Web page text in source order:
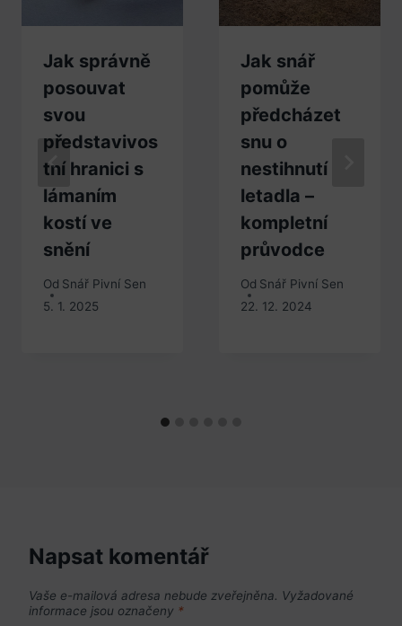
Jak správně
posouvat
svou
představivos
tní hranici s
lámaním
kostí ve
snění
Od Snář Pivní Sen
5. 1. 2025
Jak snář
pomůže
předcházet
snu o
nestihnutí
letadla –
kompletní
průvodce
Od Snář Pivní Sen
22. 12. 2024
Napsat komentář
Vaše e-mailová adresa nebude zveřejněna. Vyžadované
informace jsou označeny *